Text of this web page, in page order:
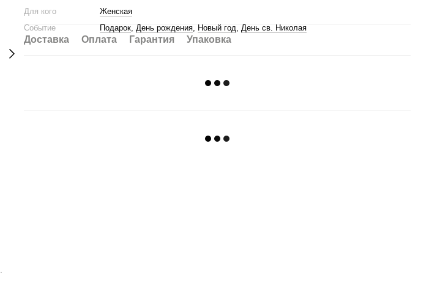
Для кого
Женская
Событие
Подарок, День рождения, Новый год, День св. Николая
Доставка Оплата Гарантия Упаковка